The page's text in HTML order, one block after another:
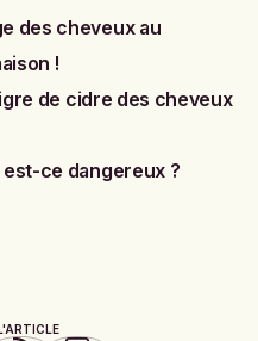
des cheveux au
!
de cidre des cheveux
ce dangereux ?